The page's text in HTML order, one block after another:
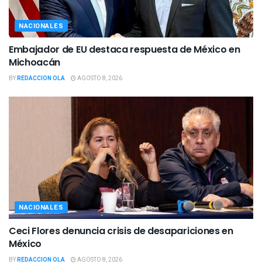
NACIONALES
Embajador de EU destaca respuesta de México en
Michoacán
BYREDACCION OLA AGOSTO 8, 2026
NACIONALES
Ceci Flores denuncia crisis de desapariciones en
México
BYREDACCION OLA AGOSTO 8, 2026